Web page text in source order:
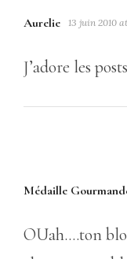
Aurelie 13 juin 2010
J’adore les
Médaille
OUah….ton